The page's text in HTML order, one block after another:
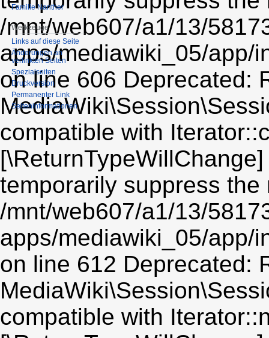
/mnt/web607/a1/13/
apps/mediawiki_05/app/
on line 606 Deprecated:
compatible with
temporarily suppress the
/mnt/web607/a1/13/
apps/mediawiki_05/app/
on line 612 Deprecated:
compatible with
Familie Nanther
Werkzeuge
Links auf diese Seite
Änderungen an
verlinkten Seiten
Spezialseiten
Druckversion
Permanenter Link
Seiten­informationen